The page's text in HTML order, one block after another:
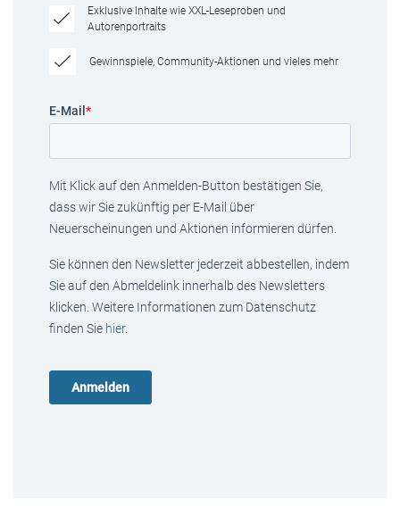
Exklusive Inhalte wie XXL-Leseproben und
Autorenportraits
Gewinnspiele, Community-Aktionen und vieles mehr
E-Mail *
Mit Klick auf den Anmelden-Button bestätigen Sie,
dass wir Sie zukünftig per E-Mail über
Neuerscheinungen und Aktionen informieren dürfen.
Sie können den Newsletter jederzeit abbestellen, indem
Sie auf den Abmeldelink innerhalb des Newsletters
klicken. Weitere Informationen zum Datenschutz
finden Sie hier.